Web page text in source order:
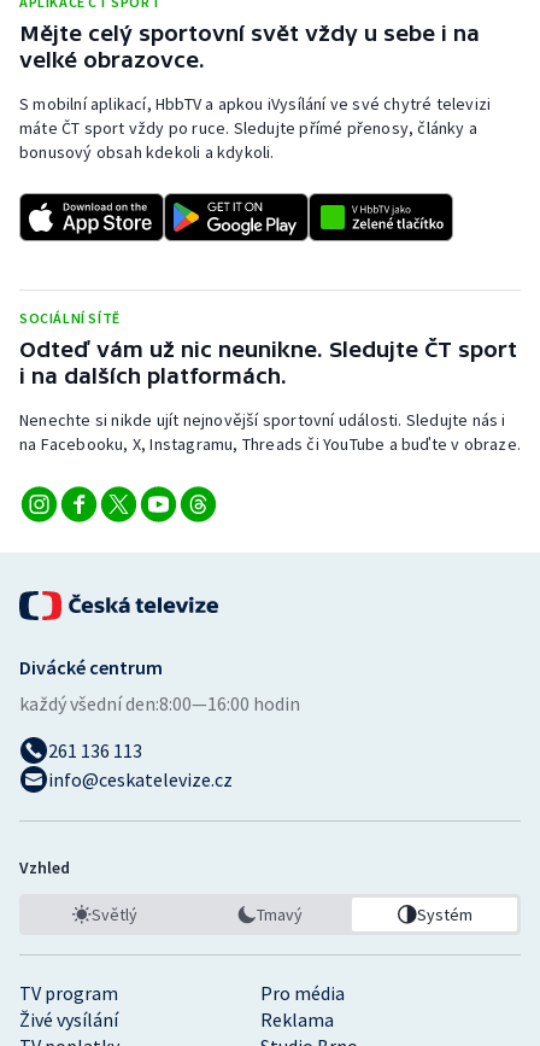
Mějte celý sportovní svět vždy u sebe i na
velké obrazovce.
S mobilní aplikací, HbbTV a apkou iVysílání ve své chytré televizi
máte ČT sport vždy po ruce. Sledujte přímé přenosy, články a
bonusový obsah kdekoli a kdykoli.
SOCIÁLNÍ SÍTĚ
Odteď vám už nic neunikne. Sledujte ČT sport
i na dalších platformách.
Nenechte si nikde ujít nejnovější sportovní události. Sledujte nás i
na Facebooku, X, Instagramu, Threads či YouTube a buďte v obraze.
TV program
Pro média
Živé vysílání
Reklama
Divácké centrum
každý všední den:8:00—16:00 hodin
261 136 113
info@ceskatelevize.cz
Vzhled
Světlý Tmavý Systém